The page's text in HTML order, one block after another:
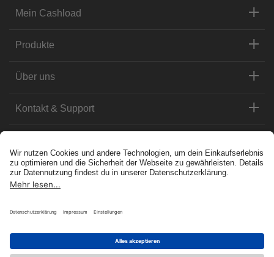
Mein Cashload
Produkte
Über uns
Kontakt & Support